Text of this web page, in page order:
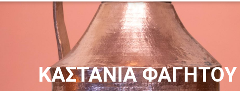
ΚΑΣΤΑΝΙΑ ΦΑΓΗΤΟΥ